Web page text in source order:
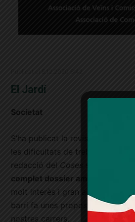
El Jardí
Societat
S’ha publicat la revista
les dificultats de treballar una
redacció del Coses
complet dossier amb una
molt interès i gran actualitat
, i
barri fa unes propostes molt
nostres carrers.